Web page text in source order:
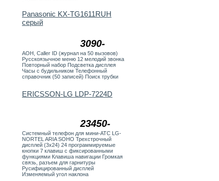
3090-
Panasonic KX-TG1611RUH
серый
АОН, Caller ID (журнал на 50 вызовов)
Русскоязычное меню 12 мелодий звонка
Повторный набор Подсветка дисплея
Часы с будильником Телефонный
справочник (50 записей) Поиск трубки
23450-
ERICSSON-LG LDP-7224D
Системный телефон для мини-АТС LG-
NORTEL ARIA SOHO Трехстрочный
дисплей (3х24) 24 программируемые
кнопки 7 клавиш с фиксированными
функциями Клавиша навигации Громкая
связь, разъем для гарнитуры
Русифицированный дисплей
Изменяемый угол наклона